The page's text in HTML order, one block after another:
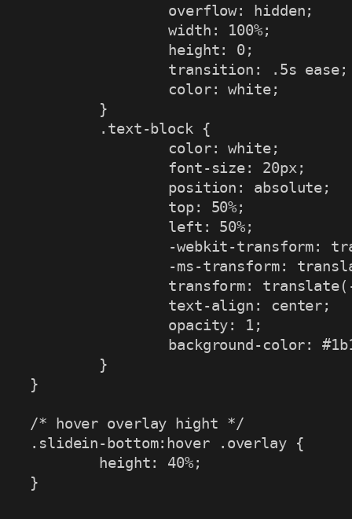
overflow: hidden;
width : 100%;
height: 0;
transition : .5s ease;
color: white;
}
.text-block
{
color: white;
font-size: 20px ;
position : absolute;
top: 50%;
left : 50%;
-webkit-transform:
-ms-transform:
transform: translate(
text-align : center;
opacity: 1;
background-color:
}
}
/* hover overlay hight */
.slidein-bottom:hover .overlay
{
height: 40%;
}